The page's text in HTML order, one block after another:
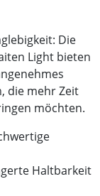
Die
Light bieten
die mehr Zeit
möchten.
Haltbarkeit